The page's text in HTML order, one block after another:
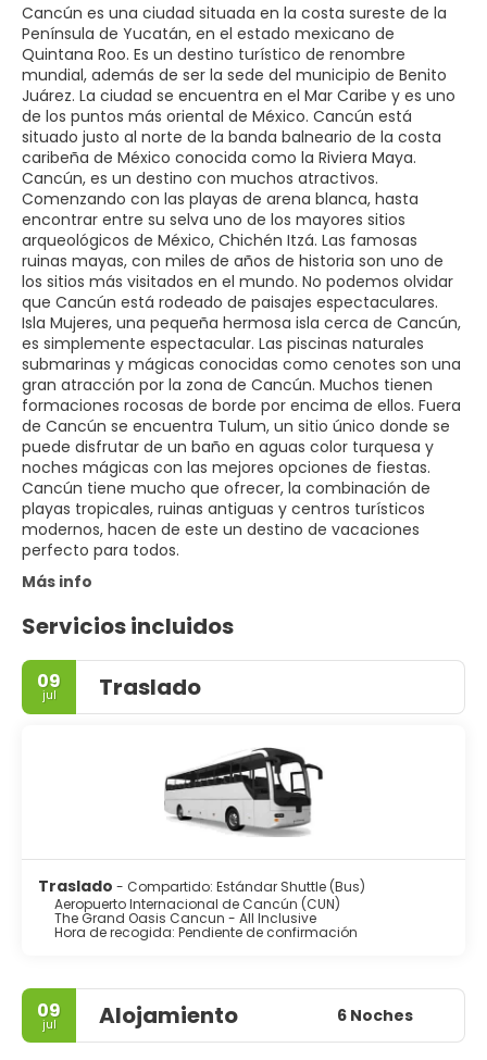
Cancún es una ciudad situada en la costa sureste de la
Península de Yucatán, en el estado mexicano de
Quintana Roo. Es un destino turístico de renombre
mundial, además de ser la sede del municipio de Benito
Juárez. La ciudad se encuentra en el Mar Caribe y es uno
de los puntos más oriental de México. Cancún está
situado justo al norte de la banda balneario de la costa
caribeña de México conocida como la Riviera Maya.
Cancún, es un destino con muchos atractivos.
Comenzando con las playas de arena blanca, hasta
encontrar entre su selva uno de los mayores sitios
arqueológicos de México, Chichén Itzá. Las famosas
ruinas mayas, con miles de años de historia son uno de
los sitios más visitados en el mundo. No podemos olvidar
que Cancún está rodeado de paisajes espectaculares.
Isla Mujeres, una pequeña hermosa isla cerca de Cancún,
es simplemente espectacular. Las piscinas naturales
submarinas y mágicas conocidas como cenotes son una
gran atracción por la zona de Cancún. Muchos tienen
formaciones rocosas de borde por encima de ellos. Fuera
de Cancún se encuentra Tulum, un sitio único donde se
puede disfrutar de un baño en aguas color turquesa y
noches mágicas con las mejores opciones de fiestas.
Cancún tiene mucho que ofrecer, la combinación de
playas tropicales, ruinas antiguas y centros turísticos
modernos, hacen de este un destino de vacaciones
perfecto para todos.
Más info
Servicios incluidos
09
jul Traslado
Traslado - Compartido: Estándar Shuttle (Bus)
Aeropuerto Internacional de Cancún (CUN)
The Grand Oasis Cancun - All Inclusive
Hora de recogida: Pendiente de confirmación
09
jul Alojamiento 6 Noches